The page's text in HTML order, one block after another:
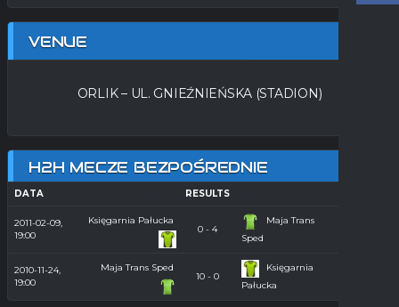
VENUE
ORLIK – UL. GNIEŹNIEŃSKA (STADION)
H2H MECZE BEZPOŚREDNIE
DATA RESULTS
2011-02-09,
19:00
Księgarnia Pałucka
0 - 4
Maja Trans
Sped
2010-11-24,
19:00
Maja Trans Sped
10 - 0
Księgarnia
Pałucka